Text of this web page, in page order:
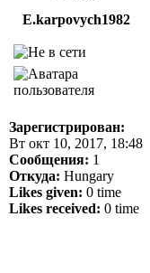
E.karpovych1982
Зарегистрирован:
Вт окт 10, 2017, 18:48
Сообщения: 1
Откуда: Hungary
Likes given: 0 time
Likes received: 0 time